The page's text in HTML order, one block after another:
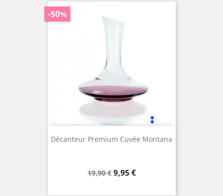
Décanteur Premium Cuvée Montana
Prix
19,90 €
-50%
Prix
9,95 €